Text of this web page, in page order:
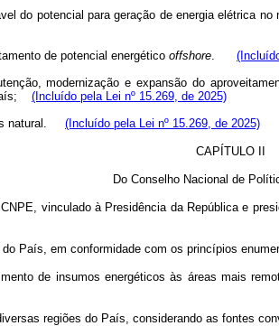
do potencial para geração de energia elétrica
de potencial energético offshore.
modernização e expansão do
(Incluído pela Lei nº 15.269, de 2025)
natural. (Incluído pela Lei nº 15.269, de 2025)
CAPÍTULO II
Do Conselho Nacional de
vinculado à Presidência da República e
País, em conformidade com os princípios
de insumos energéticos às áreas mais
regiões do País, considerando as fontes